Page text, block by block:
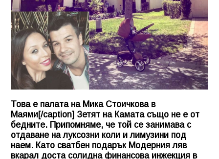
Това е палата на Мика Стоичкова в
Маями[/caption] Зетят на Камата също не е от
бедните. Припомняме, че той се занимава с
отдаване на луксозни коли и лимузини под
наем. Като сватбен подарък Модерния ляв
вкарал доста солидна финансова инжекция в